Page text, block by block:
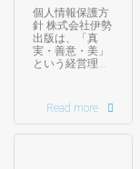
個人情報保護方
針 株式会社伊勢
出版は、「真
実・善意・美」
という経営理...
Read more